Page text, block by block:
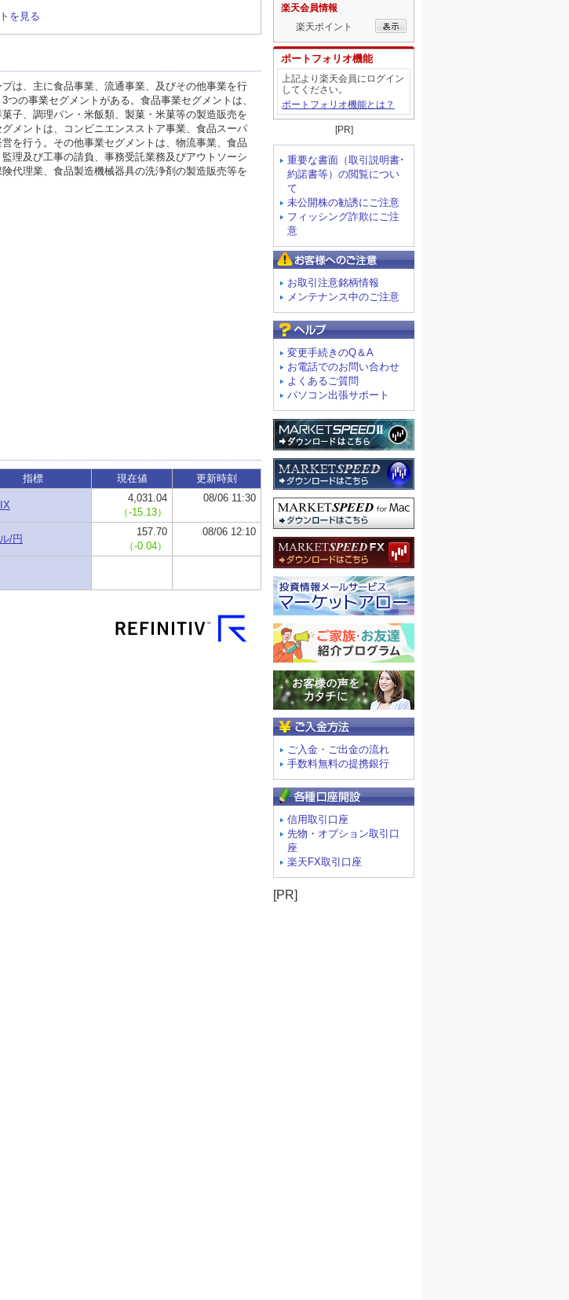
楽天会員情報
楽天ポイント
ポートフォリオ機能
上記より楽天会員にログイン
してください。
ポートフォリオ機能とは？
[PR]
重要な書面（取引説明書･
約諾書等）の閲覧につい
て
未公開株の勧誘にご注意
フィッシング詐欺にご注
意
お取引注意銘柄情報
メンテナンス中のご注意
変更手続きのQ＆A
お電話でのお問い合わせ
よくあるご質問
パソコン出張サポート
ご入金・ご出金の流れ
手数料無料の提携銀行
信用取引口座
先物・オプション取引口
座
楽天FX取引口座
[PR]